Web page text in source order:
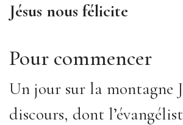
Jésus nous félicite
Pour commencer
Un jour sur la montagne
discours, dont